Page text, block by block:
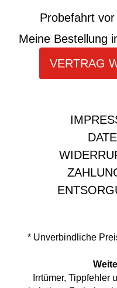
Probefahrt
Meine Bestellung
VERTRAG
* Unverbindliche
Irrtümer, Tippfehler